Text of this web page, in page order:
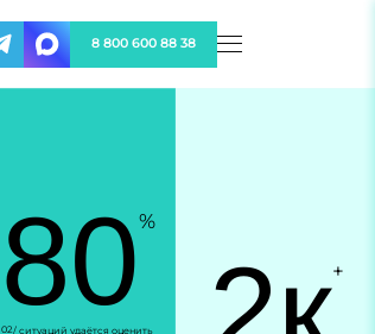
8 800 600 88 38
80%
02/ ситуаций удаётся оценить
+